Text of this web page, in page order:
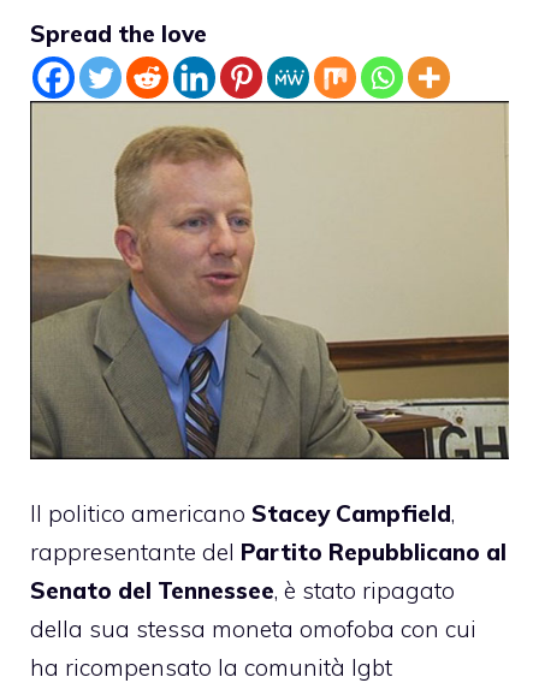
Spread the love
Il politico americano Stacey Campfield,
rappresentante del Partito Repubblicano al
Senato del Tennessee, è stato ripagato
della sua stessa moneta omofoba con cui
ha ricompensato la comunità lgbt